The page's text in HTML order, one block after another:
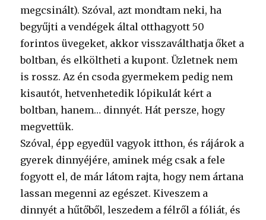
megcsinált). Szóval, azt mondtam neki, ha
begyűjti a vendégek által otthagyott 50
forintos üvegeket, akkor visszaválthatja őket a
boltban, és elköltheti a kupont. Üzletnek nem
is rossz. Az én csoda gyermekem pedig nem
kisautót, hetvenhetedik lópikulát kért a
boltban, hanem… dinnyét. Hát persze, hogy
megvettük.
Szóval, épp egyedül vagyok itthon, és rájárok a
gyerek dinnyéjére, aminek még csak a fele
fogyott el, de már látom rajta, hogy nem ártana
lassan megenni az egészet. Kiveszem a
dinnyét a hűtőből, leszedem a félről a fóliát, és